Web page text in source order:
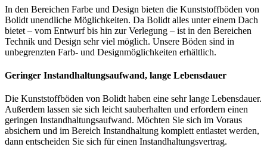
In den Bereichen Farbe und Design bieten die Kunststoffböden von
Bolidt unendliche Möglichkeiten. Da Bolidt alles unter einem Dach
bietet – vom Entwurf bis hin zur Verlegung – ist in den Bereichen
Technik und Design sehr viel möglich. Unsere Böden sind in
unbegrenzten Farb- und Designmöglichkeiten erhältlich.
Geringer Instandhaltungsaufwand, lange Lebensdauer
Die Kunststoffböden von Bolidt haben eine sehr lange Lebensdauer.
Außerdem lassen sie sich leicht sauberhalten und erfordern einen
geringen Instandhaltungsaufwand. Möchten Sie sich im Voraus
absichern und im Bereich Instandhaltung komplett entlastet werden,
dann entscheiden Sie sich für einen Instandhaltungsvertrag.